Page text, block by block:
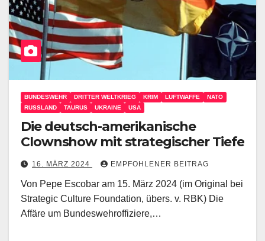
BUNDESWEHR DRITTER WELTKRIEG KRIM LUFTWAFFE
NATO
RUSSLAND
TAURUS UKRAINE USA
Die deutsch-amerikanische
Clownshow mit strategischer Tiefe
16. MÄRZ 2024 EMPFOHLENER BEITRAG
Von Pepe Escobar am 15. März 2024 (im Original bei
Strategic Culture Foundation, übers. v. RBK) Die
Affäre um Bundeswehroffiziere,…